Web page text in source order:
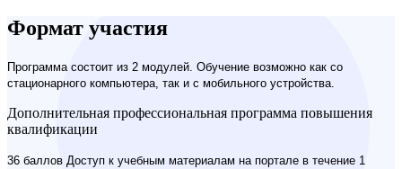
Формат участия
Программа состоит из 2 модулей. Обучение возможно как со
стационарного компьютера, так и с мобильного устройства.
Дополнительная профессиональная программа повышения
квалификации
36 баллов Доступ к учебным материалам на портале в течение 1